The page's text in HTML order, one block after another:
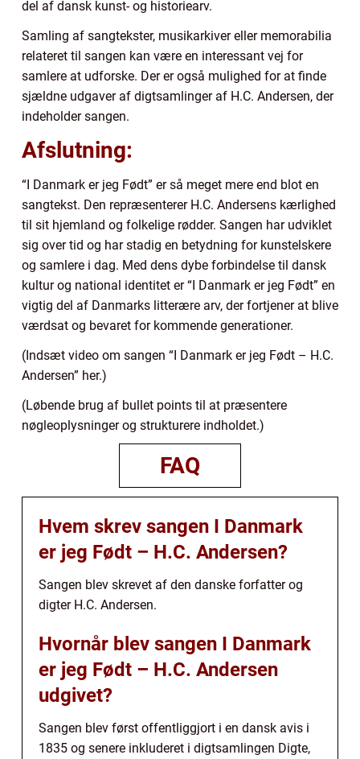
del af dansk kunst- og historiearv.
Samling af sangtekster, musikarkiver eller memorabilia
relateret til sangen kan være en interessant vej for
samlere at udforske. Der er også mulighed for at finde
sjældne udgaver af digtsamlinger af H.C. Andersen, der
indeholder sangen.
Afslutning:
“I Danmark er jeg Født” er så meget mere end blot en
sangtekst. Den repræsenterer H.C. Andersens kærlighed
til sit hjemland og folkelige rødder. Sangen har udviklet
sig over tid og har stadig en betydning for kunstelskere
og samlere i dag. Med dens dybe forbindelse til dansk
kultur og national identitet er “I Danmark er jeg Født” en
vigtig del af Danmarks litterære arv, der fortjener at blive
værdsat og bevaret for kommende generationer.
(Indsæt video om sangen “I Danmark er jeg Født – H.C.
Andersen” her.)
(Løbende brug af bullet points til at præsentere
nøgleoplysninger og strukturere indholdet.)
FAQ
Hvem skrev sangen I Danmark
er jeg Født – H.C. Andersen?
Sangen blev skrevet af den danske forfatter og
digter H.C. Andersen.
Hvornår blev sangen I Danmark
er jeg Født – H.C. Andersen
udgivet?
Sangen blev først offentliggjort i en dansk avis i
1835 og senere inkluderet i digtsamlingen Digte,